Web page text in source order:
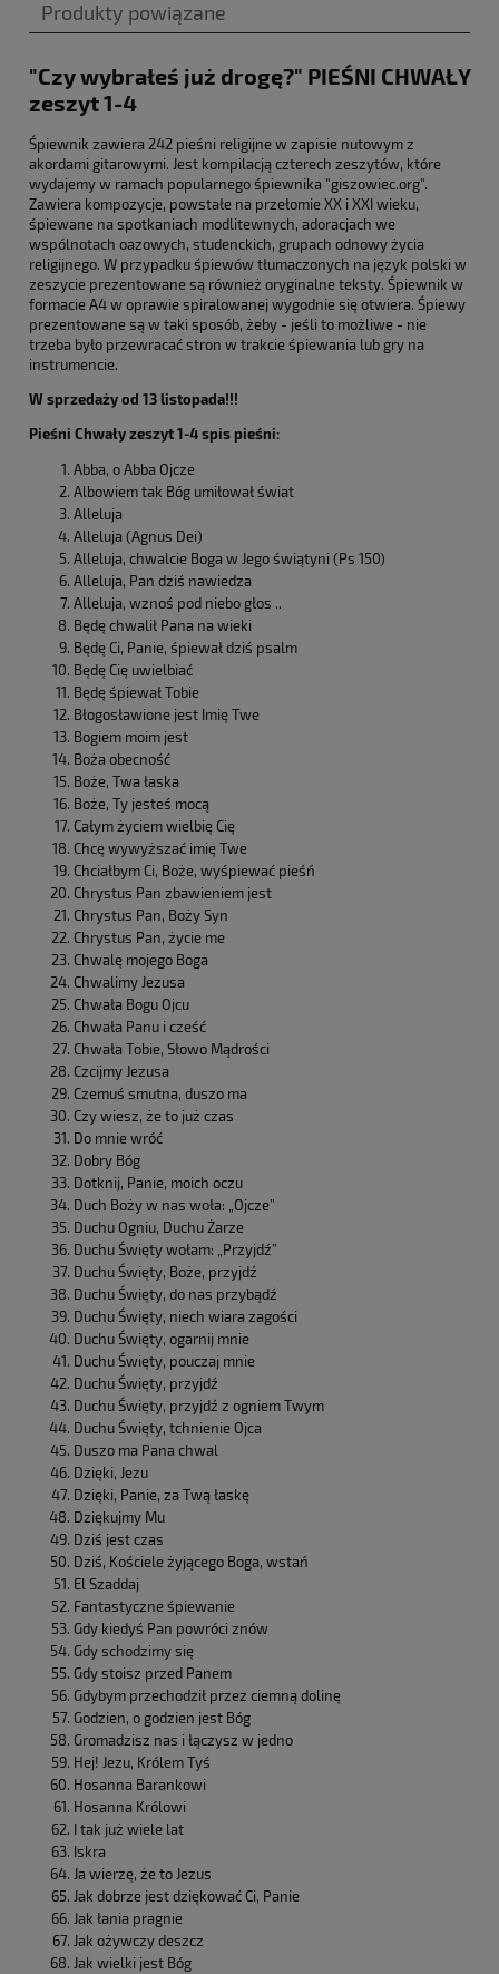
Produkty powiązane
"Czy wybrałeś już drogę?" PIEŚNI CHWAŁY
zeszyt 1-4
Śpiewnik zawiera 242 pieśni religijne w zapisie nutowym z
akordami gitarowymi. Jest kompilacją czterech zeszytów, które
wydajemy w ramach popularnego śpiewnika "giszowiec.org".
Zawiera kompozycje, powstałe na przełomie XX i XXI wieku,
śpiewane na spotkaniach modlitewnych, adoracjach we
wspólnotach oazowych, studenckich, grupach odnowy życia
religijnego. W przypadku śpiewów tłumaczonych na język polski w
zeszycie prezentowane są również oryginalne teksty. Śpiewnik w
formacie A4 w oprawie spiralowanej wygodnie się otwiera. Śpiewy
prezentowane są w taki sposób, żeby - jeśli to możliwe - nie
trzeba było przewracać stron w trakcie śpiewania lub gry na
instrumencie.
W sprzedaży od 13 listopada!!!
Pieśni Chwały zeszyt 1-4 spis pieśni:
Abba, o Abba Ojcze
Albowiem tak Bóg umiłował świat
Alleluja
Alleluja (Agnus Dei)
Alleluja, chwalcie Boga w Jego świątyni (Ps 150)
Alleluja, Pan dziś nawiedza
Alleluja, wznoś pod niebo głos ..
Będę chwalił Pana na wieki
Będę Ci, Panie, śpiewał dziś psalm
Będę Cię uwielbiać
Będę śpiewał Tobie
Błogosławione jest Imię Twe
Bogiem moim jest
Boża obecność
Boże, Twa łaska
Boże, Ty jesteś mocą
Całym życiem wielbię Cię
Chcę wywyższać imię Twe
Chciałbym Ci, Boże, wyśpiewać pieśń
Chrystus Pan zbawieniem jest
Chrystus Pan, Boży Syn
Chrystus Pan, życie me
Chwalę mojego Boga
Chwalimy Jezusa
Chwała Bogu Ojcu
Chwała Panu i cześć
Chwała Tobie, Słowo Mądrości
Czcijmy Jezusa
Czemuś smutna, duszo ma
Czy wiesz, że to już czas
Do mnie wróć
Dobry Bóg
Dotknij, Panie, moich oczu
Duch Boży w nas woła: „Ojcze”
Duchu Ogniu, Duchu Żarze
Duchu Święty wołam: „Przyjdź”
Duchu Święty, Boże, przyjdź
Duchu Święty, do nas przybądź
Duchu Święty, niech wiara zagości
Duchu Święty, ogarnij mnie
Duchu Święty, pouczaj mnie
Duchu Święty, przyjdź
Duchu Święty, przyjdź z ogniem Twym
Duchu Święty, tchnienie Ojca
Duszo ma Pana chwal
Dzięki, Jezu
Dzięki, Panie, za Twą łaskę
Dziękujmy Mu
Dziś jest czas
Dziś, Kościele żyjącego Boga, wstań
El Szaddaj
Fantastyczne śpiewanie
Gdy kiedyś Pan powróci znów
Gdy schodzimy się
Gdy stoisz przed Panem
Gdybym przechodził przez ciemną dolinę
Godzien, o godzien jest Bóg
Gromadzisz nas i łączysz w jedno
Hej! Jezu, Królem Tyś
Hosanna Barankowi
Hosanna Królowi
I tak już wiele lat
Iskra
Ja wierzę, że to Jezus
Jak dobrze jest dziękować Ci, Panie
Jak łania pragnie
Jak ożywczy deszcz
Jak wielki jest Bóg